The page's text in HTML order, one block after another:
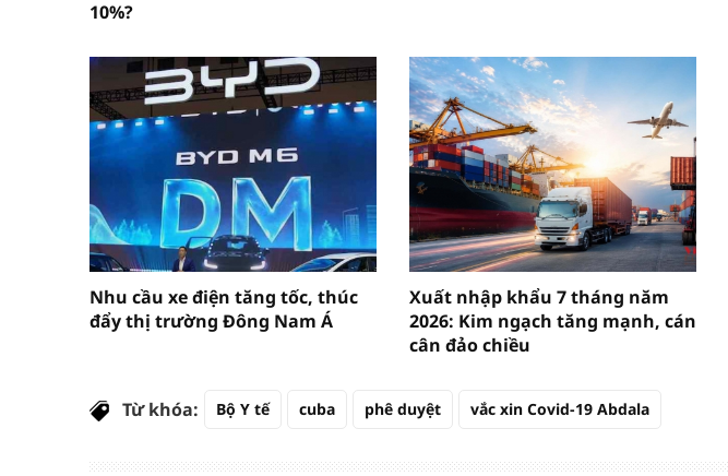
10%?
Nhu cầu xe điện tăng tốc, thúc
đẩy thị trường Đông Nam Á
Xuất nhập khẩu 7 tháng năm
2026: Kim ngạch tăng mạnh, cán
cân đảo chiều
Từ khóa: Bộ Y tế cuba phê duyệt vắc xin Covid-19 Abdala